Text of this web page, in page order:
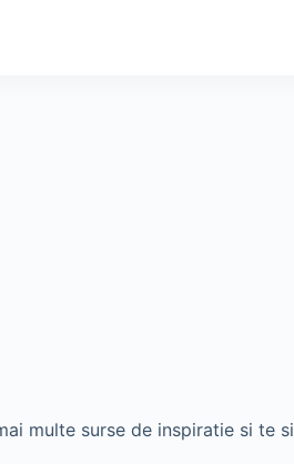
multe surse de inspiratie si te